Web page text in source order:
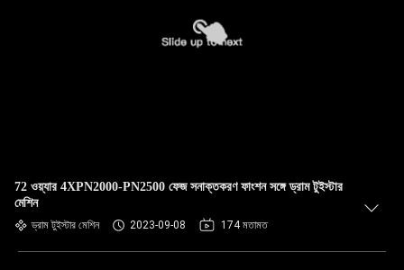
72 ওয়্যার 4XPN2000-PN2500 ফেজ সনাক্তকরণ ফাংশন সঙ্গে ড্রাম টুইস্টার
মেশিন
ড্রাম টুইস্টার মেশিন 2023-09-08 174 মতামত